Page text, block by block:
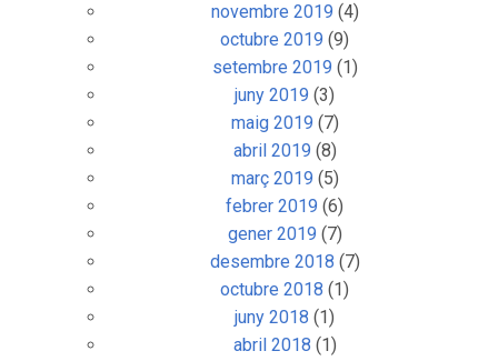
novembre 2019 (4)
octubre 2019 (9)
setembre 2019 (1)
juny 2019 (3)
maig 2019 (7)
abril 2019 (8)
març 2019 (5)
febrer 2019 (6)
gener 2019 (7)
desembre 2018 (7)
octubre 2018 (1)
juny 2018 (1)
abril 2018 (1)